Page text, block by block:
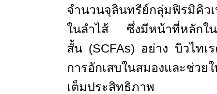
จำนวนจุลินทรีย์กลุ่มฟิรมิคิว
ในลำไส้ ซึ่งมีหน้าที่หลักใน
สั้น (SCFAs) อย่าง บิวไทเ
การอักเสบในสมองและช่วย
เต็มประสิทธิภาพ